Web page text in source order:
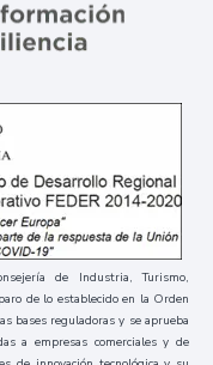
de Industria, Turismo,
de lo establecido en la Orden
bases reguladoras y se aprueba
a empresas comerciales y de